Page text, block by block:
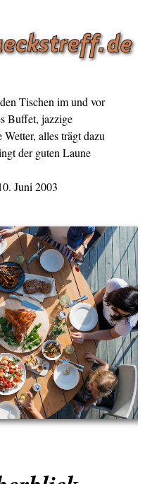
Tischen im und vor
Buffet, jazzige
alles trägt dazu
der guten Laune
Juni 2003